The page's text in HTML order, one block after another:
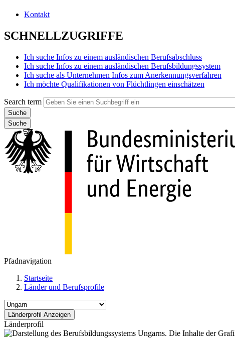
Kontakt
SCHNELLZUGRIFFE
Ich suche Infos zu einem ausländischen Berufsabschluss
Ich suche Infos zu einem ausländischen Berufsbildungssystem
Ich suche als Unternehmen Infos zum Anerkennungsverfahren
Ich möchte Qualifikationen von Flüchtlingen einschätzen
Search term
Suche
Pfadnavigation
Startseite
Länder und Berufsprofile
Länderprofil